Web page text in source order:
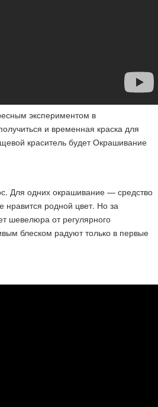
экспериментом в
и временная краска для
краситель будет Окрашивание
Для одних окрашивание — средство
родной цвет. Но за
шевелюра от регулярного
блеском радуют только в первые